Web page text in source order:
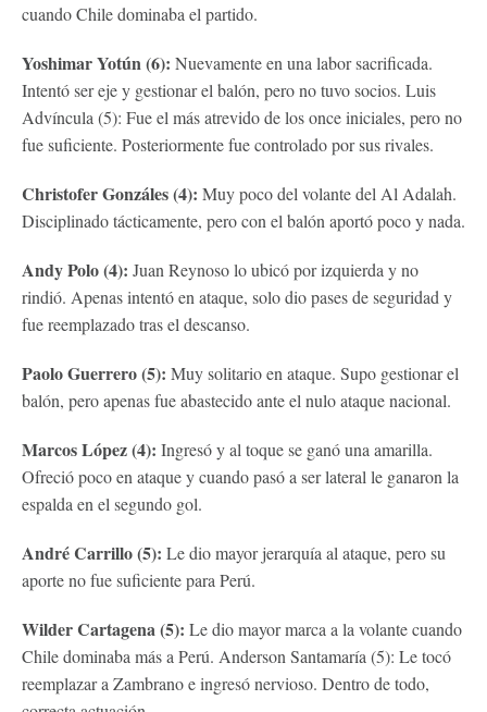
cuando Chile dominaba el partido.
Yoshimar Yotún (6): Nuevamente en una labor sacrificada.
Intentó ser eje y gestionar el balón, pero no tuvo socios. Luis
Advíncula (5): Fue el más atrevido de los once iniciales, pero no
fue suficiente. Posteriormente fue controlado por sus rivales.
Christofer Gonzáles (4): Muy poco del volante del Al Adalah.
Disciplinado tácticamente, pero con el balón aportó poco y nada.
Andy Polo (4): Juan Reynoso lo ubicó por izquierda y no
rindió. Apenas intentó en ataque, solo dio pases de seguridad y
fue reemplazado tras el descanso.
Paolo Guerrero (5): Muy solitario en ataque. Supo gestionar el
balón, pero apenas fue abastecido ante el nulo ataque nacional.
Marcos López (4): Ingresó y al toque se ganó una amarilla.
Ofreció poco en ataque y cuando pasó a ser lateral le ganaron la
espalda en el segundo gol.
André Carrillo (5): Le dio mayor jerarquía al ataque, pero su
aporte no fue suficiente para Perú.
Wilder Cartagena (5): Le dio mayor marca a la volante cuando
Chile dominaba más a Perú. Anderson Santamaría (5): Le tocó
reemplazar a Zambrano e ingresó nervioso. Dentro de todo,